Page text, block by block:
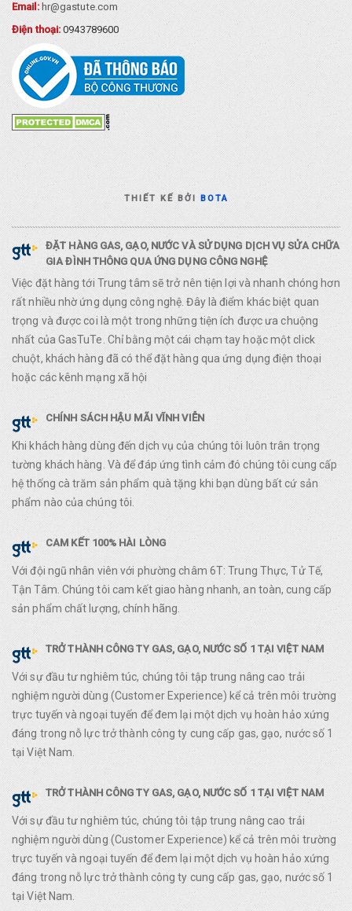
Email: hr@gastute.com
Điện thoại:0943789600
THIẾT KẾ BỞIBOTA
ĐẶT HÀNG GAS, GẠO, NƯỚC VÀ SỬ DỤNG DỊCH VỤ SỬA CHỮA
GIA ĐÌNH THÔNG QUA ỨNG DỤNG CÔNG NGHỆ
Việc đặt hàng tới Trung tâm sẽ trở nên tiện lợi và nhanh chóng hơn
rất nhiều nhờ ứng dụng công nghệ. Đây là điểm khác biệt quan
trọng và được coi là một trong những tiện ích được ưa chuộng
nhất của GasTuTe. Chỉ bằng một cái chạm tay hoặc một click
chuột, khách hàng đã có thể đặt hàng qua ứng dụng điện thoại
hoặc các kênh mạng xã hội
CHÍNH SÁCH HẬU MÃI VĨNH VIỄN
Khi khách hàng dùng đến dịch vụ của chúng tôi luôn trân trọng
tường khách hàng. Và để đáp ứng tình cảm đó chúng tôi cung cấp
hệ thống cà trăm sản phẩm quà tặng khi bạn dùng bất cứ sản
phẩm nào của chúng tôi.
CAM KẾT 100% HÀI LÒNG
Với đội ngũ nhân viên với phường châm 6T: Trung Thực, Tử Tế,
Tận Tâm. Chúng tôi cam kết giao hàng nhanh, an toàn, cung cấp
sản phẩm chất lượng, chính hãng.
TRỞ THÀNH CÔNG TY GAS, GẠO, NƯỚC SỐ 1 TẠI VIỆT NAM
Với sự đầu tư nghiêm túc, chúng tôi tập trung nâng cao trải
nghiệm người dùng (Customer Experience) kể cả trên môi trường
trực tuyến và ngoại tuyến để đem lại một dịch vụ hoàn hảo xứng
đáng trong nỗ lực trở thành công ty cung cấp gas, gạo, nước số 1
tại Việt Nam.
TRỞ THÀNH CÔNG TY GAS, GẠO, NƯỚC SỐ 1 TẠI VIỆT NAM
Với sự đầu tư nghiêm túc, chúng tôi tập trung nâng cao trải
nghiệm người dùng (Customer Experience) kể cả trên môi trường
trực tuyến và ngoại tuyến để đem lại một dịch vụ hoàn hảo xứng
đáng trong nỗ lực trở thành công ty cung cấp gas, gạo, nước số 1
tại Việt Nam.